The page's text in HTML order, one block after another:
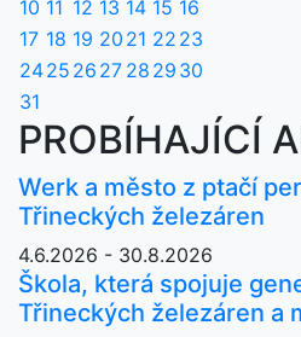
10 11 12 13 14 15 16
17 18 19 20 21 22 23
2425 26 27 28 29 30
31
PROBÍHAJÍCÍ
Werk a město z ptačí
Třineckých železáren
4.6.2026 - 30.8.2026
Škola, která spojuje
Třineckých železáren a